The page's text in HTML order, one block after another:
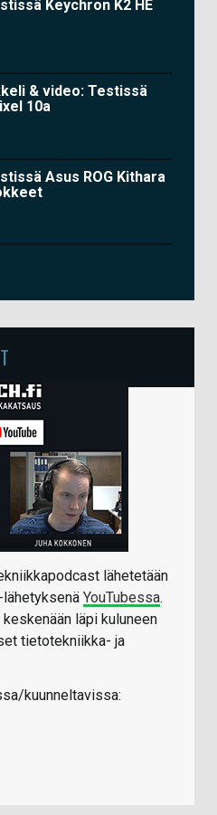
Keychron K2 HE
& video: Testissä
10a
Asus ROG Kithara
lähetetään
YouTubessa.
läpi kuluneen
tietotekniikka- ja
kuunneltavissa: